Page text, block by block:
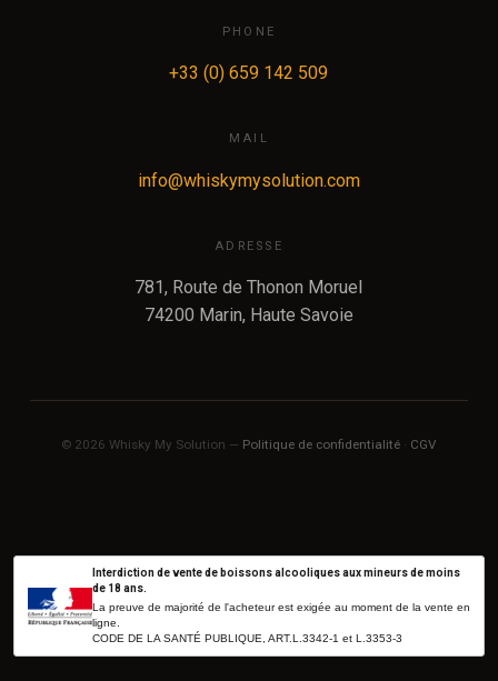
PHONE
+33 (0) 659 142 509
MAIL
info@whiskymysolution.com
ADRESSE
781, Route de Thonon Moruel
74200 Marin, Haute Savoie
© 2026 Whisky My Solution — Politique de confidentialité · CGV
Interdiction de vente de boissons alcooliques aux mineurs de moins
de 18 ans.
La preuve de majorité de l'acheteur est exigée au moment de la vente en
ligne.
CODE DE LA SANTÉ PUBLIQUE, ART.L.3342-1 et L.3353-3